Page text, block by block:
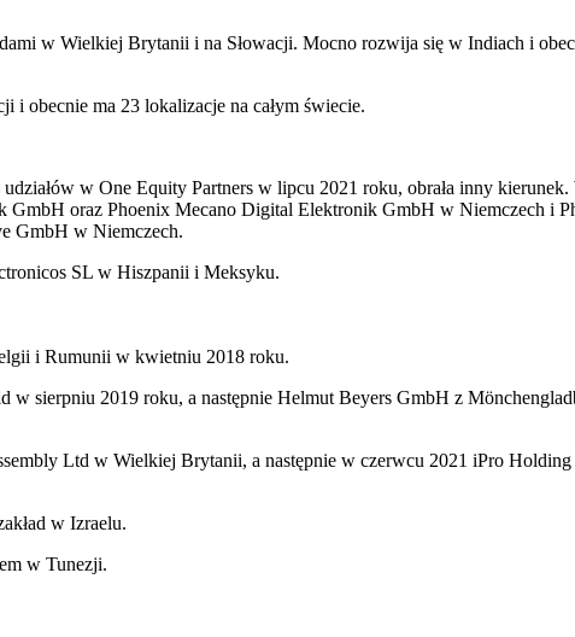
w Wielkiej Brytanii i na Słowacji. Mocno rozwija się w Indiach i
i obecnie ma 23 lokalizacje na całym świecie.
w One Equity Partners w lipcu 2021 roku, obrała inny
oraz Phoenix Mecano Digital Elektronik GmbH w Niemczech i
GmbH w Niemczech.
SL w Hiszpanii i Meksyku.
i Rumunii w kwietniu 2018 roku.
sierpniu 2019 roku, a następnie Helmut Beyers GmbH z
Ltd w Wielkiej Brytanii, a następnie w czerwcu 2021 iPro
w Izraelu.
w Tunezji.